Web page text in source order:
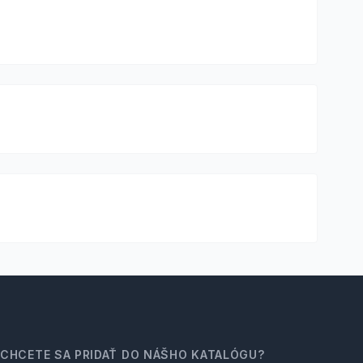
CHCETE SA PRIDAŤ DO NÁŠHO KATALÓGU?